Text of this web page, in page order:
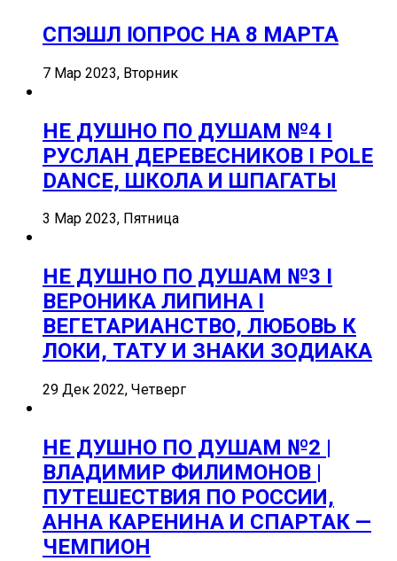
СПЭШЛ ӏ ОПРОС НА 8 МАРТА
7 Мар 2023, Вторник
НЕ ДУШНО ПО ДУШАМ №4 I
РУСЛАН ДЕРЕВЕСНИКОВ I POLE
DANCE, ШКОЛА И ШПАГАТЫ
3 Мар 2023, Пятница
НЕ ДУШНО ПО ДУШАМ №3 I
ВЕРОНИКА ЛИПИНА I
ВЕГЕТАРИАНСТВО, ЛЮБОВЬ К
ЛОКИ, ТАТУ И ЗНАКИ ЗОДИАКА
29 Дек 2022, Четверг
НЕ ДУШНО ПО ДУШАМ №2 |
ВЛАДИМИР ФИЛИМОНОВ |
ПУТЕШЕСТВИЯ ПО РОССИИ,
АННА КАРЕНИНА И СПАРТАК —
ЧЕМПИОН